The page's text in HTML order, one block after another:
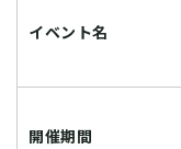
イベント名
開催期間